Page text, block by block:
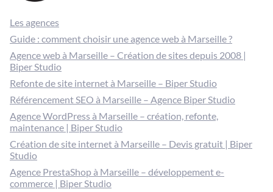
Les agences
Guide : comment choisir une agence web à Marseille ?
Agence web à Marseille – Création de sites depuis 2008 |
Biper Studio
Refonte de site internet à Marseille – Biper Studio
Référencement SEO à Marseille – Agence Biper Studio
Agence WordPress à Marseille – création, refonte,
maintenance | Biper Studio
Création de site internet à Marseille – Devis gratuit | Biper
Studio
Agence PrestaShop à Marseille – développement e-
commerce | Biper Studio